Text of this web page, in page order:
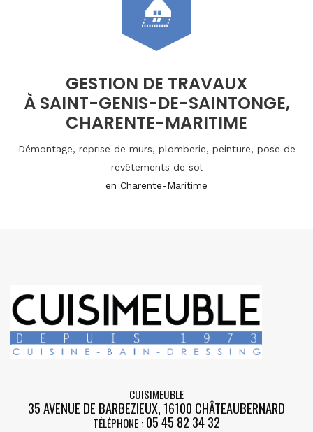
GESTION DE TRAVAUX
À SAINT-GENIS-DE-SAINTONGE,
CHARENTE-MARITIME
Démontage, reprise de murs, plomberie, peinture, pose de
revêtements de sol
en Charente-Maritime
CUISIMEUBLE
35 AVENUE DE BARBEZIEUX,16100 CHÂTEAUBERNARD
TÉLÉPHONE : 05 45 82 34 32